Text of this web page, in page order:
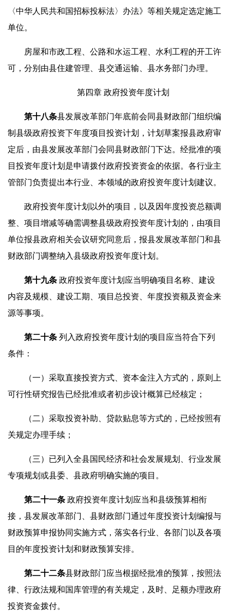
〈中华人民共和国招标投标法〉办法》等相关规定选定施工
单位。
房屋和市政工程、公路和水运工程、水利工程的开工许
可，分别由县住建管理、县交通运输、县水务部门办理。
第四章 政府投资年度计划
第十八条县发展改革部门年底前会同县财政部门组织编
制县级政府投资下年度项目投资计划，计划草案报县政府审
定后，由县发展改革部门会同县财政部门下达。经批准的项
目投资年度计划是申请拨付政府投资资金的依据。各行业主
管部门负责提出本行业、本领域的政府投资年度计划建议。
政府投资年度计划以外的项目，以及因年度投资总额调
整、项目增减等确需调整县级政府投资年度计划的，由项目
单位报县政府相关会议研究同意后，报县发展改革部门和县
财政部门调整纳入县级政府投资年度计划。
第十九条 政府投资年度计划应当明确项目名称、建设
内容及规模、建设工期、项目总投资、年度投资额及资金来
源等事项。
第二十条 列入政府投资年度计划的项目应当符合下列
条件：
（一）采取直接投资方式、资本金注入方式的，原则上
可行性研究报告已经批准或者初步设计概算已经核定；
（二）采取投资补助、贷款贴息等方式的，已经按照有
关规定办理手续；
（三）已列入全县国民经济和社会发展规划、行业发展
专项规划或县委、县政府明确实施的项目。
第二十一条 政府投资年度计划应当和县级预算相衔
接，县发展改革部门、县财政部门通过年度投资计划编报与
财政预算申报协同实施方式，落实各行业、各部门以及各项
目的年度投资计划和财政预算安排。
第二十二条县财政部门应当根据经批准的预算，按照法
律、行政法规和国库管理的有关规定，及时、足额办理政府
投资资金拨付。